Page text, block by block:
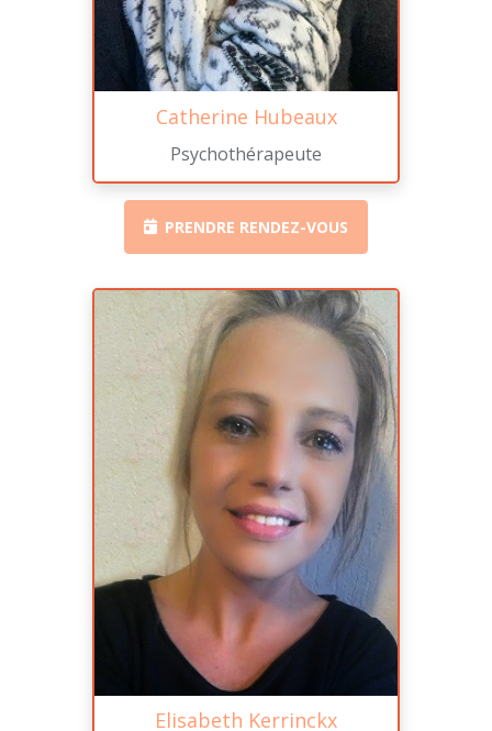
Catherine Hubeaux
Psychothérapeute
PRENDRE RENDEZ-VOUS
Elisabeth Kerrinckx